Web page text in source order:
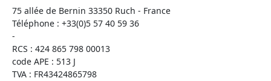
75 allée de Bernin 33350 Ruch - France
Téléphone : +33(0)5 57 40 59 36
-
RCS : 424 865 798 00013
code APE : 513 J
TVA : FR43424865798